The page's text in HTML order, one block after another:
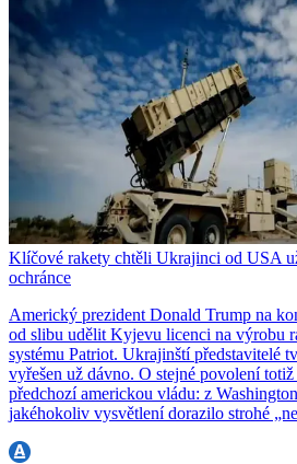
Klíčové rakety chtěli Ukrajinci od USA
ochránce
Americký prezident Donald Trump na
od slibu udělit Kyjevu licenci na výrobu
systému Patriot. Ukrajinští představitelé
vyřešen už dávno. O stejné povolení
předchozí americkou vládu: z
jakéhokoliv vysvětlení dorazilo strohé